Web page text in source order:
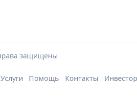
защищены
Услуги Помощь Контакты